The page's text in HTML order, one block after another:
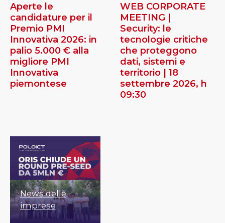
Aperte le
candidature per il
Premio PMI
Innovativa 2026: in
palio 5.000 € alla
migliore PMI
Innovativa
piemontese
WEB CORPORATE
MEETING |
Security: le
tecnologie critiche
che proteggono
dati, sistemi e
territorio | 18
settembre 2026, h
09:30
News delle
imprese